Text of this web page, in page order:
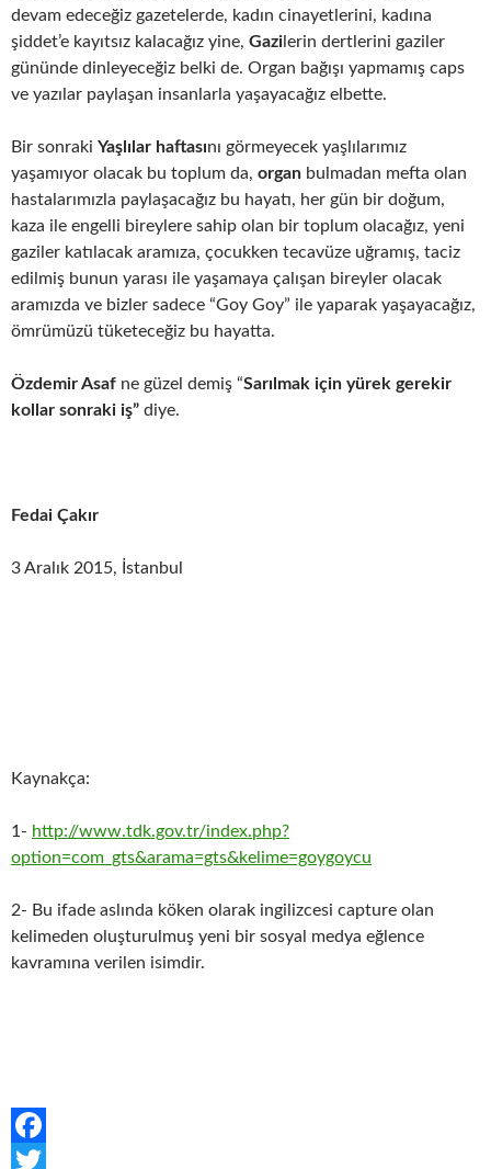
devam edeceğiz gazetelerde, kadın cinayetlerini, kadına
şiddet’e kayıtsız kalacağız yine, Gazi lerin dertlerini gaziler
gününde dinleyeceğiz belki de. Organ bağışı yapmamış caps
ve yazılar paylaşan insanlarla yaşayacağız elbette.
Bir sonraki Yaşlılar haftasını görmeyecek yaşlılarımız
yaşamıyor olacak bu toplum da, organ bulmadan mefta olan
hastalarımızla paylaşacağız bu hayatı, her gün bir doğum,
kaza ile engelli bireylere sahip olan bir toplum olacağız, yeni
gaziler katılacak aramıza, çocukken tecavüze uğramış, taciz
edilmiş bunun yarası ile yaşamaya çalışan bireyler olacak
aramızda ve bizler sadece “Goy Goy” ile yaparak yaşayacağız,
ömrümüzü tüketeceğiz bu hayatta.
Özdemir Asaf ne güzel demiş “Sarılmak için yürek gerekir
kollar sonraki iş” diye.
Fedai Çakır
3 Aralık 2015, İstanbul
Kaynakça:
1- http://www.tdk.gov.tr/index.php?
option=com_gts&arama=gts&kelime=goygoycu
2- Bu ifade aslında köken olarak ingilizcesi capture olan
kelimeden oluşturulmuş yeni bir sosyal medya eğlence
kavramına verilen isimdir.
F